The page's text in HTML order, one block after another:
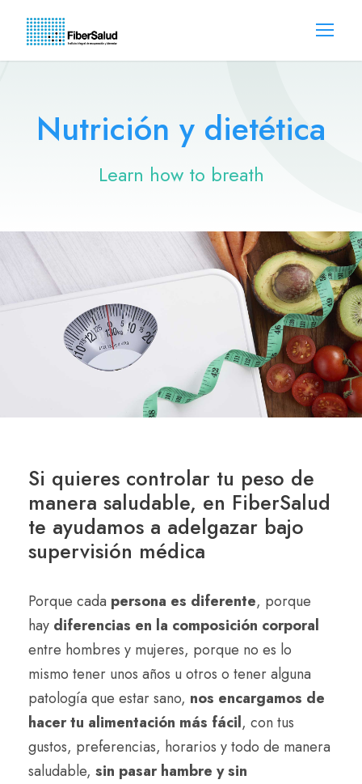
Nutrición y dietética
Learn how to breath
Si quieres controlar tu peso de
manera saludable, en FiberSalud
te ayudamos a adelgazar bajo
supervisión médica
Porque cada persona es diferente, porque
hay diferencias en la composición corporal
entre hombres y mujeres, porque no es lo
mismo tener unos años u otros o tener alguna
patología que estar sano, nos encargamos de
hacer tu alimentación más fácil, con tus
gustos, preferencias, horarios y todo de manera
saludable, sin pasar hambre y sin